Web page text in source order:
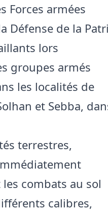
Forces armées
Défense de la
lors
groupes armés
les localités de
et Sebba,
terrestres,
combats au sol
calibres,